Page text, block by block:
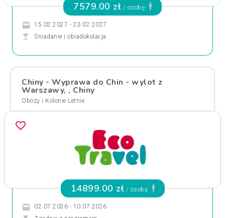
7579.00 zł / osobę
15.02.2027 - 23.02.2027
Śniadanie i obiadokolacja
Chiny - Wyprawa do Chin - wylot z
Warszawy, , Chiny
Obozy i Kolonie Letnie
14899.00 zł / osobę
02.07.2026 - 10.07.2026